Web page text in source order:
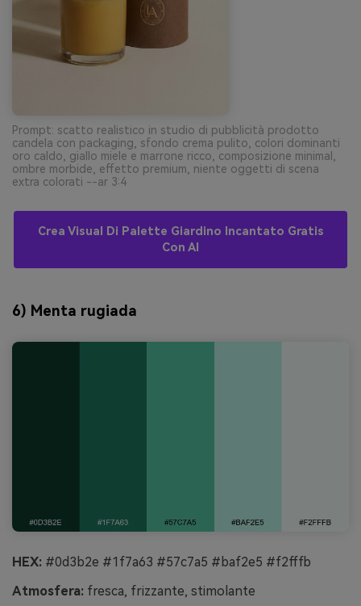
Prompt: scatto realistico in studio di pubblicità prodotto
candela con packaging, sfondo crema pulito, colori dominanti
oro caldo, giallo miele e marrone ricco, composizione minimal,
ombre morbide, effetto premium, niente oggetti di scena
extra colorati --ar 3:4
Crea Visual Di Palette Giardino Incantato Gratis
Con AI
6) Menta rugiada
HEX: #0d3b2e #1f7a63 #57c7a5 #baf2e5 #f2fffb
Atmosfera: fresca, frizzante, stimolante